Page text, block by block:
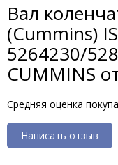
Вал
(Cummins)
5264230/
CUMMINS
Средняя оценка
Написать отзыв